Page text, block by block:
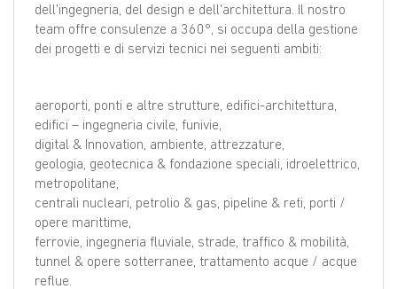
IT
DE
ES
PT
dell'ingegneria, del design e dell'architettura. Il nostro
team offre consulenze a 360°, si occupa della gestione
dei progetti e di servizi tecnici nei seguenti ambiti:
aeroporti, ponti e altre strutture, edifici-architettura,
edifici – ingegneria civile, funivie,
digital & Innovation, ambiente, attrezzature,
geologia, geotecnica & fondazione speciali, idroelettrico,
metropolitane,
centrali nucleari, petrolio & gas, pipeline & reti, porti /
opere marittime,
ferrovie, ingegneria fluviale, strade, traffico & mobilità,
tunnel & opere sotterranee, trattamento acque / acque
reflue.